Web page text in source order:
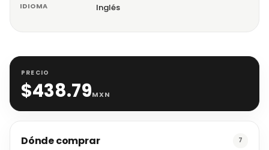
IDIOMA Inglés
PRECIO
$438.79MXN
Dónde comprar 7